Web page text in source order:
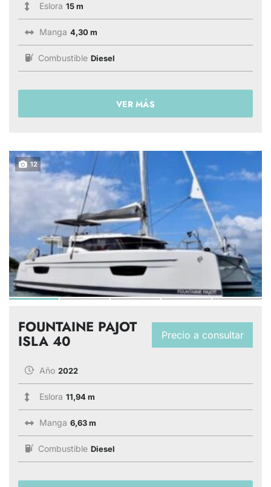
Eslora 15 m
Manga 4,30 m
Combustible Diesel
VER MÁS
12
Precio a consultar
FOUNTAINE PAJOT
ISLA 40
Año 2022
Eslora 11,94 m
Manga 6,63 m
Combustible Diesel